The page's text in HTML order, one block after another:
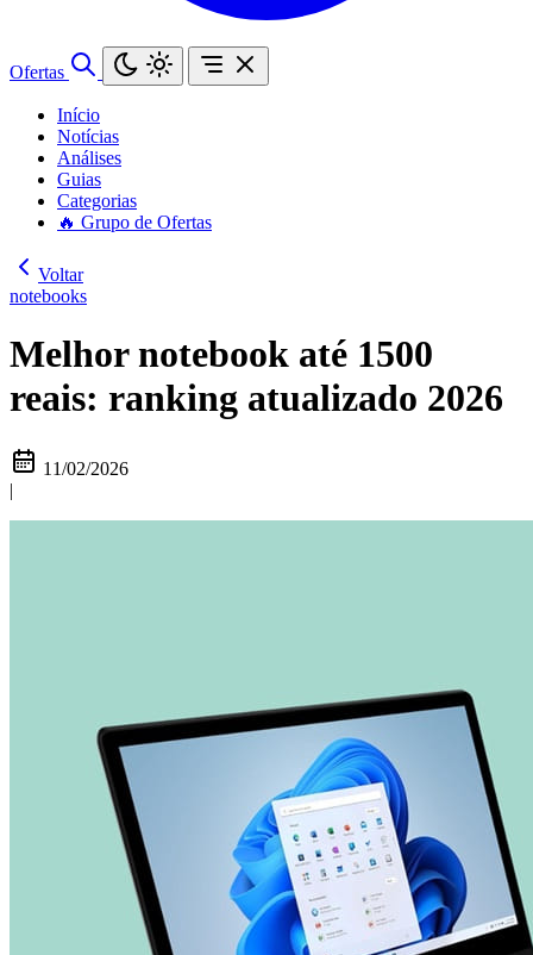
Ofertas
Início
Notícias
Análises
Guias
Categorias
🔥 Grupo de Ofertas
Voltar
notebooks
Melhor notebook até 1500
reais: ranking atualizado 2026
11/02/2026
|